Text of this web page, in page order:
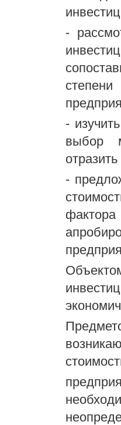
-
-
выбор
-